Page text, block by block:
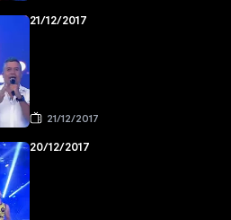
21/12/2017
21/12/2017
20/12/2017